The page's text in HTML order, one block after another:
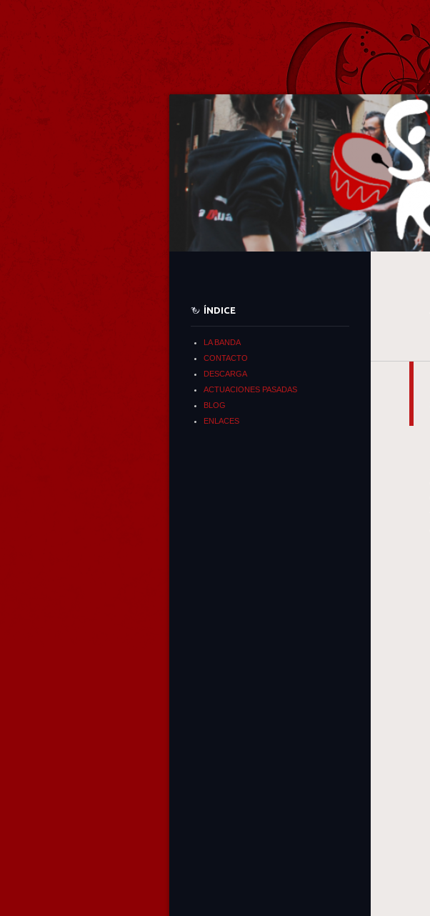
ÍNDICE
LA BANDA
CONTACTO
DESCARGA
ACTUACIONES PASADAS
BLOG
ENLACES